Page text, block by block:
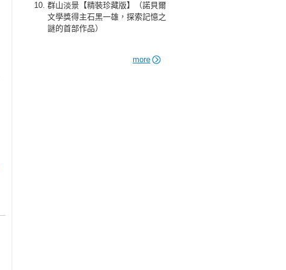
群山淡景【精裝珍藏版】（諾貝爾
文學獎得主石黑一雄，探索記憶之
謎的首部作品）
more